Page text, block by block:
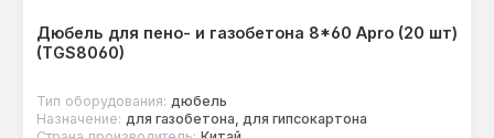
Дюбель для пено- и газобетона 8*60 Apro (20 шт)
(TGS8060)
Тип оборудования: дюбель
Назначение: для газобетона, для гипсокартона